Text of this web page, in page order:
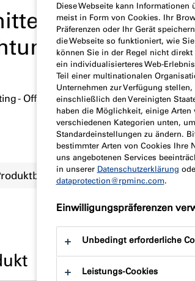
- Off-Site, Solvent Based
Diese Webseite kann
meist in Form von Cookies. Ihr
Präferenzen oder Ihr Gerät
die Webseite so funktioniert, wie
können Sie in der Regel nicht
ein individualisierteres Web-
Teil einer multinationalen
Unternehmen zur Verfügung
einschließlich den Vereinigten
haben die Möglichkeit, einige Arten
verschiedenen Kategorien unten,
Standardeinstellungen zu ändern.
bestimmter Arten von Cookies Ihre
uns angebotenen Services
in unserer Datenschutzerklärung
dataprotection@rpminc.com.
Einwilligungspräferenzen
Unbedingt erforderliche
Leistungs-Cookies